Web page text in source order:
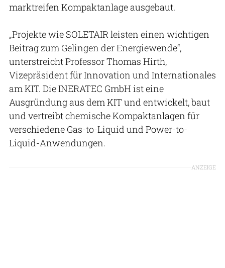
marktreifen Kompaktanlage ausgebaut.
„Projekte wie SOLETAIR leisten einen wichtigen
Beitrag zum Gelingen der Energiewende“,
unterstreicht Professor Thomas Hirth,
Vizepräsident für Innovation und Internationales
am KIT. Die INERATEC GmbH ist eine
Ausgründung aus dem KIT und entwickelt, baut
und vertreibt chemische Kompaktanlagen für
verschiedene Gas-to-Liquid und Power-to-
Liquid-Anwendungen.
ANZEIGE